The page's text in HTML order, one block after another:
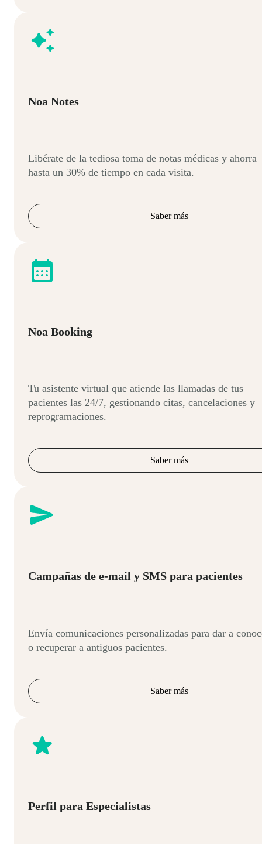
Noa Notes
Libérate de la tediosa toma de notas médicas y ahorra
hasta un 30% de tiempo en cada visita.
Saber más
Noa Booking
Tu asistente virtual que atiende las llamadas de tus
pacientes las 24/7, gestionando citas, cancelaciones y
reprogramaciones.
Saber más
Campañas de e-mail y SMS para pacientes
Envía comunicaciones personalizadas para dar a
o recuperar a antiguos pacientes.
Saber más
Perfil para Especialistas